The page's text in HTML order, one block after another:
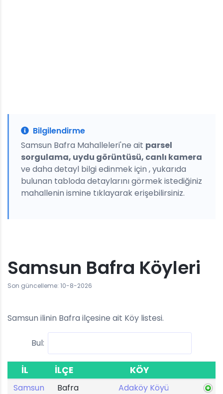
Bilgilendirme
Samsun Bafra Mahalleleri'ne ait parsel
sorgulama, uydu görüntüsü, canlı kamera
ve daha detayl bilgi edinmek için , yukarıda
bulunan tabloda detaylarını görmek istediğiniz
mahallenin ismine tıklayarak erişebilirsiniz.
Samsun Bafra Köyleri
Son güncelleme: 10-8-2026
Samsun ilinin Bafra ilçesine ait Köy listesi.
Bul:
İL İLÇE KÖY
Samsun Bafra
Adaköy Köyü